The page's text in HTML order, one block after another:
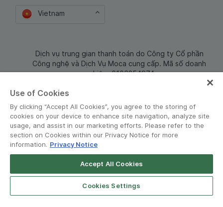
Vietnam
Dịch vụ trung gian thanh toán do Công ty Cổ phần
Công nghệ và Dịch Vụ Moca cung cấp. Mã số doanh
nghiệp: 0106254974
© Grab 2010 - 2026
Grab for Android
Open App
Use of Cookies
By clicking “Accept All Cookies”, you agree to the storing of
cookies on your device to enhance site navigation, analyze site
usage, and assist in our marketing efforts. Please refer to the
section on Cookies within our Privacy Notice for more
information. Privacy Notice
Accept All Cookies
Cookies Settings